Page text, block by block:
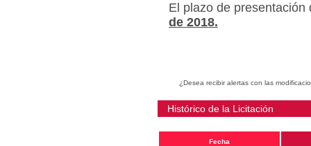
El plazo de
de 2018.
¿Desea recibir alertas con las
Histórico de la Licitación
Fecha